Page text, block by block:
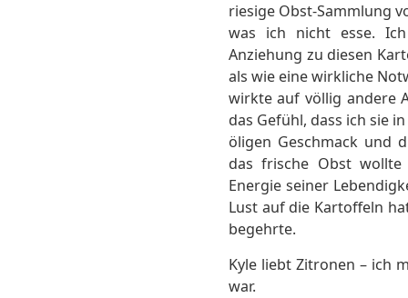
riesige Obst-Sammlung
was ich nicht esse.
Anziehung zu diesen
als wie eine wirkliche
wirkte auf völlig andere
das Gefühl, dass ich sie
öligen Geschmack und
das frische Obst
Energie seiner
Lust auf die Kartoffeln
begehrte.
Kyle liebt Zitronen – ich
war.